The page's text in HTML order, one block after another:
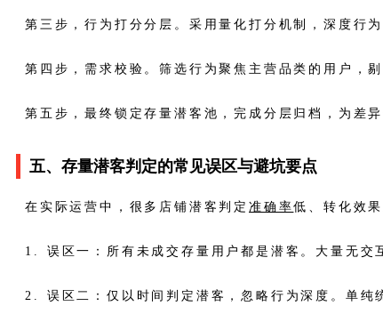
第三步，行为打分分层。采用量化打分机制，深度行
第四步，需求校验。筛选行为聚焦主营品类的用户，
第五步，最终锁定存量潜客池，完成分层归档，为差
五、存量潜客判定的常见误区与避坑要点
在实际运营中，很多店铺潜客判定准确率低、转化效
1. 误区一：所有未成交存量用户都是潜客。大量无交
2. 误区二：仅以时间判定潜客，忽略行为深度。单纯